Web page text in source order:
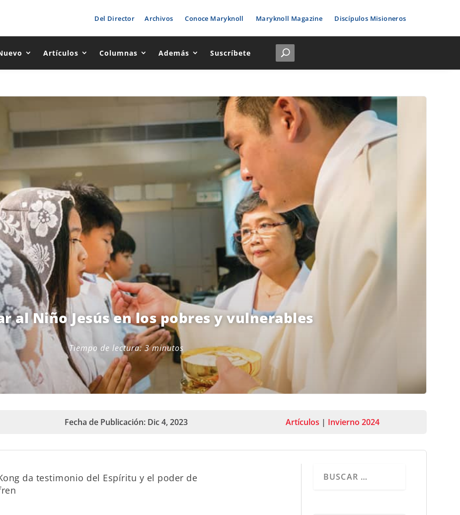
Del Director Archivos Conoce Maryknoll Maryknoll Magazine Discípulos Misioneros
Artículos Columnas Además Suscríbete
al Niño Jesús en los pobres y vulnerables
Tiempo de lectura: 3 minutos
Fecha de Publicación: Dic 4, 2023 Artículos | Invierno 2024
da testimonio del Espíritu y el poder de